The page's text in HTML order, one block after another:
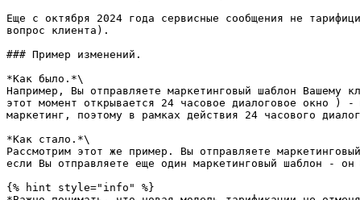
Еще с октября 2024 года сервисные сообщения не
вопрос клиента).
### Пример изменений.
*Как было.*\
Например, Вы отправляете маркетинговый шаблон Вашему
этот момент открывается 24 часовое диалоговое окно )
маркетинг, поэтому в рамках действия 24 часового
*Как стало.*\
Рассмотрим этот же пример. Вы отправляете
если Вы отправляете еще один маркетинговый шаблон - он
{% hint style="info" %}